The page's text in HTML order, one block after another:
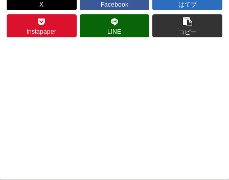
X Facebook はてブ
Instapaper LINE コピー